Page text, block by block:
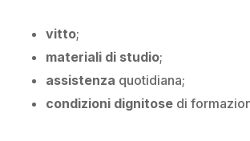
vitto;
materiali di studio;
assistenza quotidiana;
condizioni dignitose di